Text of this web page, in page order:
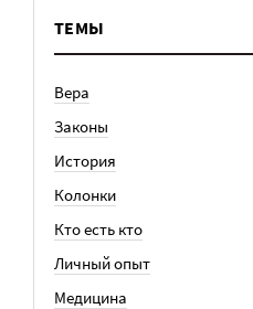
ТЕМЫ
Вера
Законы
История
Колонки
Кто есть кто
Личный опыт
Медицина